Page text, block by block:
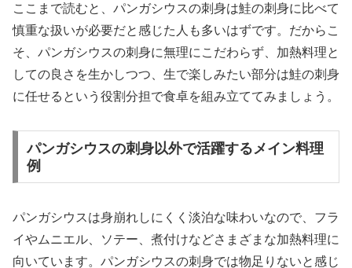
ここまで読むと、パンガシウスの刺身は鮭の刺身に比べて
慎重な扱いが必要だと感じた人も多いはずです。だからこ
そ、パンガシウスの刺身に無理にこだわらず、加熱料理と
しての良さを生かしつつ、生で楽しみたい部分は鮭の刺身
に任せるという役割分担で食卓を組み立ててみましょう。
パンガシウスの刺身以外で活躍するメイン料理
例
パンガシウスは身崩れしにくく淡泊な味わいなので、フラ
イやムニエル、ソテー、煮付けなどさまざまな加熱料理に
向いています。パンガシウスの刺身では物足りないと感じ